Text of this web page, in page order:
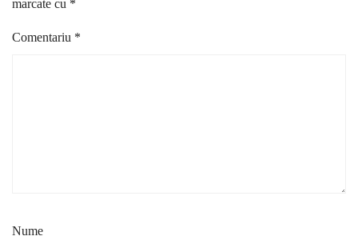
marcate cu *
Comentariu *
Nume